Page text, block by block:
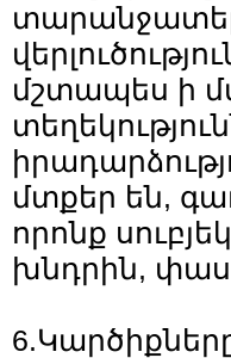
տարանջատել
մշտապես ի
մտքեր են,
որոնք
խնդրին,